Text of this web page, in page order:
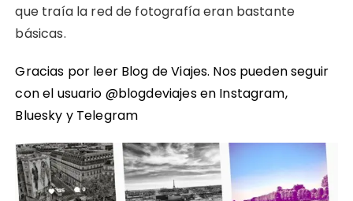
que traía la red de fotografía eran bastante
básicas.
Gracias por leer Blog de Viajes. Nos pueden seguir
con el usuario @blogdeviajes en Instagram,
Bluesky y Telegram